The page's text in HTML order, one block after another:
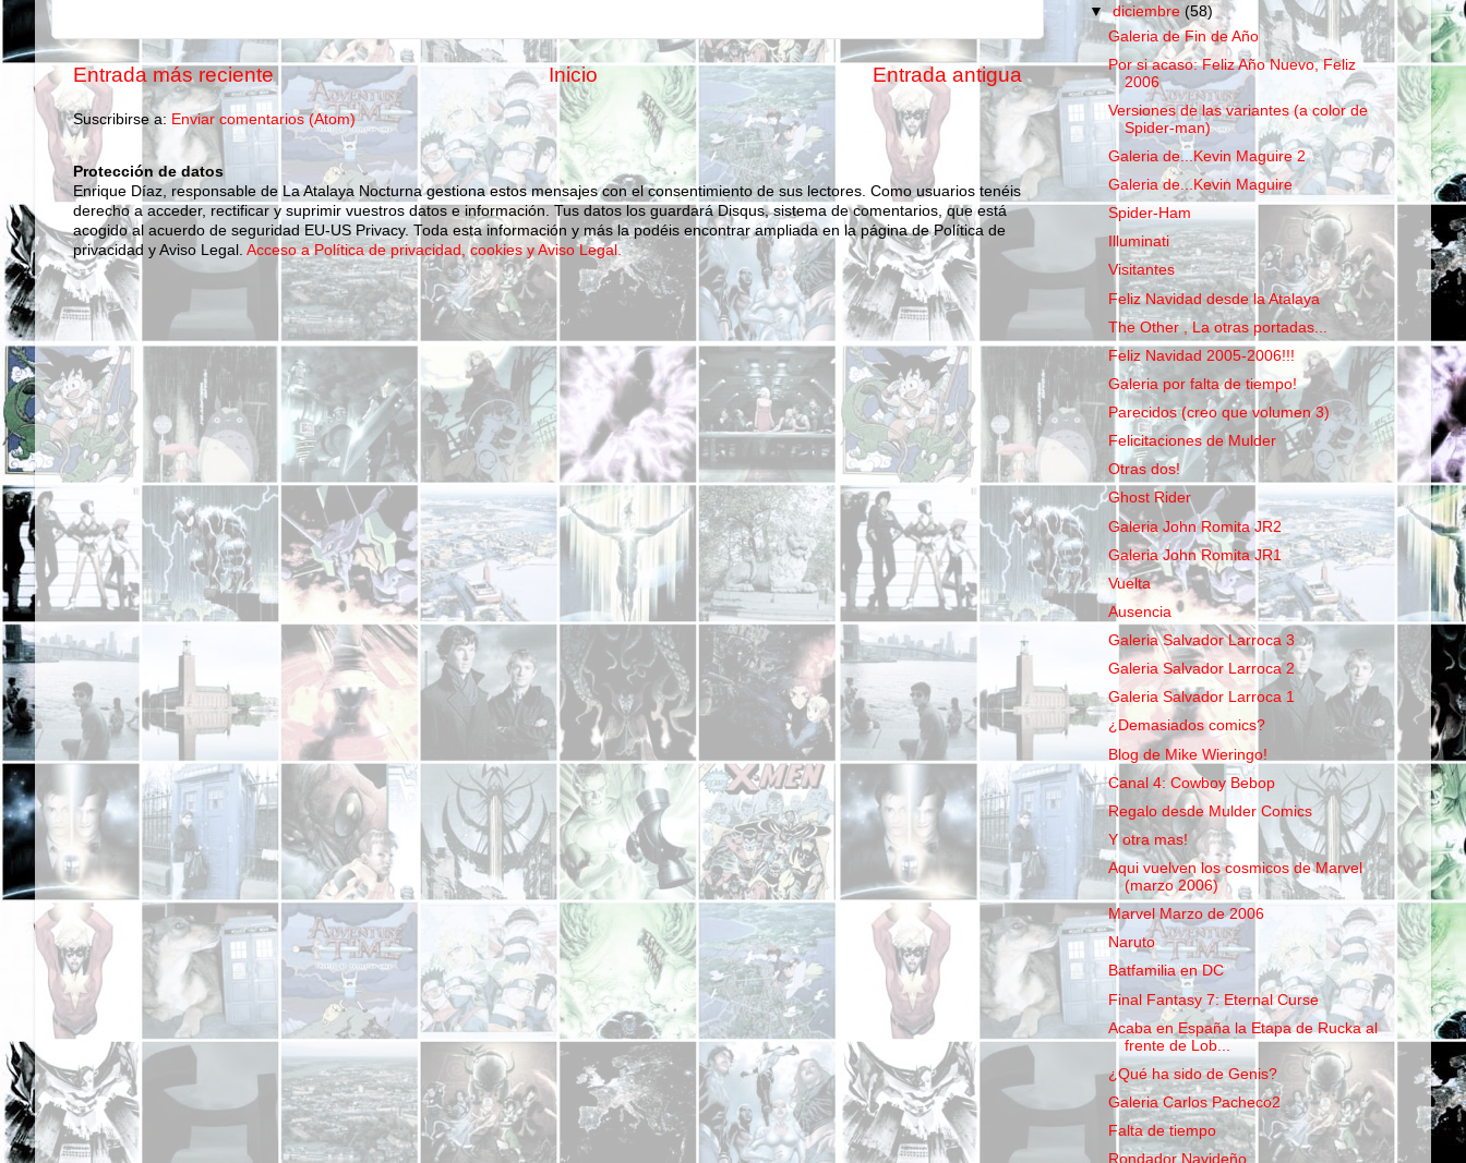
Entrada más reciente Entrada antigua
Inicio
Suscribirse a: Enviar comentarios (Atom)
Protección de datos
Enrique Díaz, responsable de La Atalaya Nocturna gestiona estos mensajes con el consentimiento de sus lectores. Como usuarios tenéis
derecho a acceder, rectificar y suprimir vuestros datos e información. Tus datos los guardará Disqus, sistema de comentarios, que está
acogido al acuerdo de seguridad EU-US Privacy. Toda esta información y más la podéis encontrar ampliada en la página de Política de
privacidad y Aviso Legal. Acceso a Política de privacidad, cookies y Aviso Legal.
▼diciembre (58)
Galeria de Fin de Año
Por si acaso: Feliz Año Nuevo, Feliz
2006
Versiones de las variantes (a color de
Spider-man)
Galeria de...Kevin Maguire 2
Galeria de...Kevin Maguire
Spider-Ham
Illuminati
Visitantes
Feliz Navidad desde la Atalaya
The Other , La otras portadas...
Feliz Navidad 2005-2006!!!
Galeria por falta de tiempo!
Parecidos (creo que volumen 3)
Felicitaciones de Mulder
Otras dos!
Ghost Rider
Galeria John Romita JR2
Galeria John Romita JR1
Vuelta
Ausencia
Galeria Salvador Larroca 3
Galeria Salvador Larroca 2
Galeria Salvador Larroca 1
¿Demasiados comics?
Blog de Mike Wieringo!
Canal 4: Cowboy Bebop
Regalo desde Mulder Comics
Y otra mas!
Aqui vuelven los cosmicos de Marvel
(marzo 2006)
Marvel Marzo de 2006
Naruto
Batfamilia en DC
Final Fantasy 7: Eternal Curse
Acaba en España la Etapa de Rucka al
frente de Lob...
¿Qué ha sido de Genis?
Galeria Carlos Pacheco2
Falta de tiempo
Rondador Navideño